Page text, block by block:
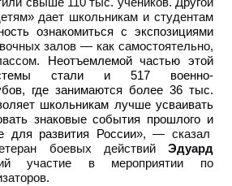
дает школьникам и студентам
ознакомиться с экспозициями
залов — как самостоятельно,
Неотъемлемой частью этой
стали и 517 военно-
где занимаются более 36 тыс.
школьникам лучше усваивать
знаковые события прошлого и
для развития России», — сказал
боевых действий Эдуард
участие в мероприятии по